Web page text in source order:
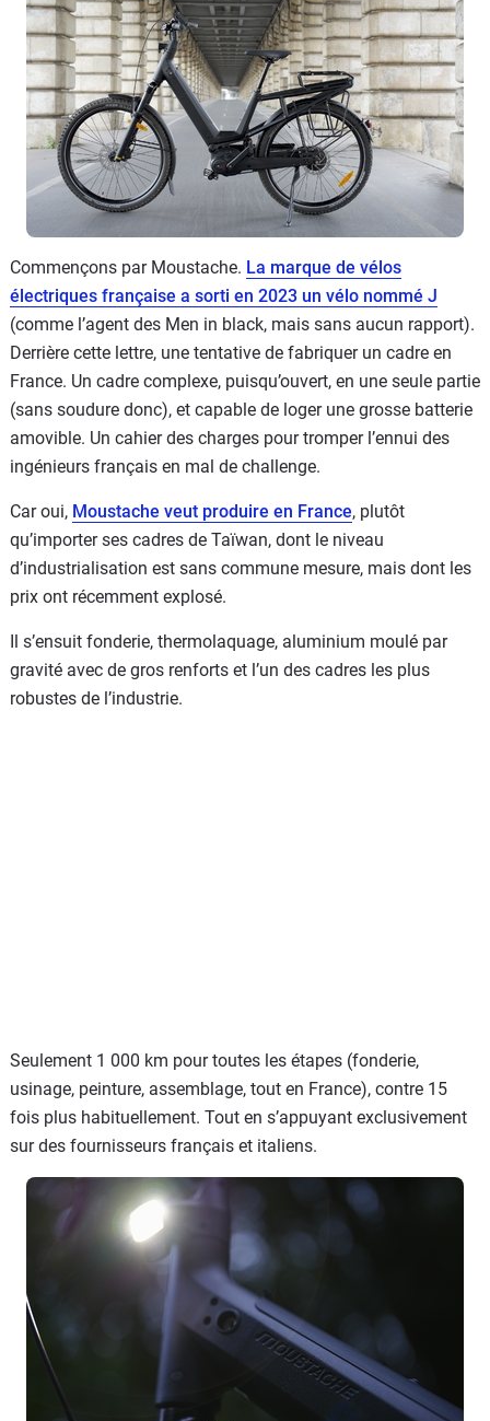
Commençons par Moustache. La marque de vélos
électriques française a sorti en 2023 un vélo nommé J
(comme l’agent des Men in black, mais sans aucun rapport).
Derrière cette lettre, une tentative de fabriquer un cadre en
France. Un cadre complexe, puisqu’ouvert, en une seule partie
(sans soudure donc), et capable de loger une grosse batterie
amovible. Un cahier des charges pour tromper l’ennui des
ingénieurs français en mal de challenge.
Car oui, Moustache veut produire en France, plutôt
qu’importer ses cadres de Taïwan, dont le niveau
d’industrialisation est sans commune mesure, mais dont les
prix ont récemment explosé.
Il s’ensuit fonderie, thermolaquage, aluminium moulé par
gravité avec de gros renforts et l’un des cadres les plus
robustes de l’industrie.
Seulement 1 000 km pour toutes les étapes (fonderie,
usinage, peinture, assemblage, tout en France), contre 15
fois plus habituellement. Tout en s’appuyant exclusivement
sur des fournisseurs français et italiens.